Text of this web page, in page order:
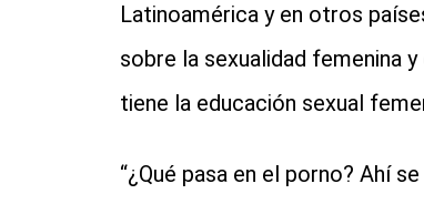
Latinoamérica y en otros
sobre la sexualidad femenina
tiene la educación sexual
“¿Qué pasa en el porno? Ahí